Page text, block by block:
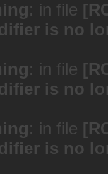
: in file
is no
: in file
is no
: in file
is no